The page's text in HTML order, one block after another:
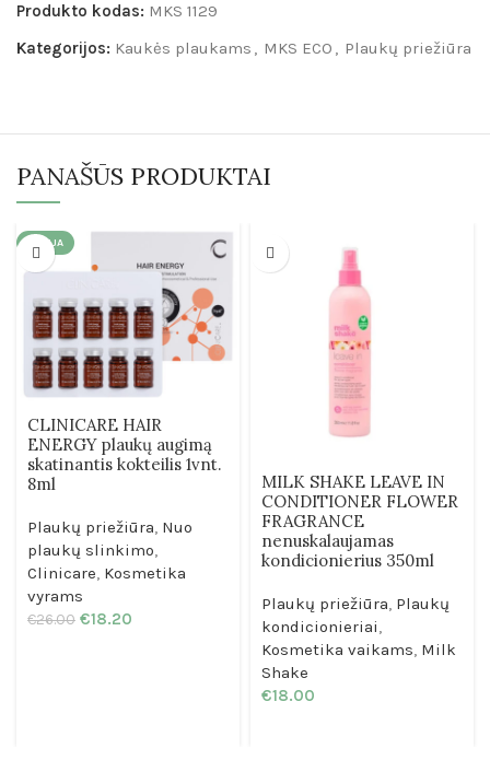
Produkto kodas: MKS 1129
Kategorijos: Kaukės plaukams , MKS ECO , Plaukų priežiūra
PANAŠŪS PRODUKTAI
AKCIJA
CLINICARE HAIR
ENERGY plaukų augimą
skatinantis kokteilis 1vnt.
8ml
Plaukų priežiūra, Nuo
plaukų slinkimo,
Clinicare, Kosmetika
vyrams
€26.00 €18.20
MILK SHAKE LEAVE IN
CONDITIONER FLOWER
FRAGRANCE
nenuskalaujamas
kondicionierius 350ml
Plaukų priežiūra, Plaukų
kondicionieriai,
Kosmetika vaikams, Milk
Shake
€18.00